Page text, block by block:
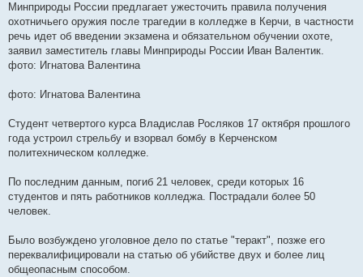
н
е
Минприроды России предлагает ужесточить правила получения
охотничьего оружия после трагедии в колледже в Керчи, в частности
речь идет об введении экзамена и обязательном обучении охоте,
заявил заместитель главы Минприроды России Иван Валентик.
фото: Игнатова Валентина
фото: Игнатова Валентина
Студент четвертого курса Владислав Росляков 17 октября прошлого
года устроил стрельбу и взорвал бомбу в Керченском
политехническом колледже.
По последним данным, погиб 21 человек, среди которых 16
студентов и пять работников колледжа. Пострадали более 50
человек.
Было возбуждено уголовное дело по статье "теракт", позже его
переквалифицировали на статью об убийстве двух и более лиц
общеопасным способом.